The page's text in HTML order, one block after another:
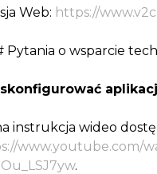
Web: https://
Pytania o wsparcie
instrukcja wideo
www.youtube.com/
.